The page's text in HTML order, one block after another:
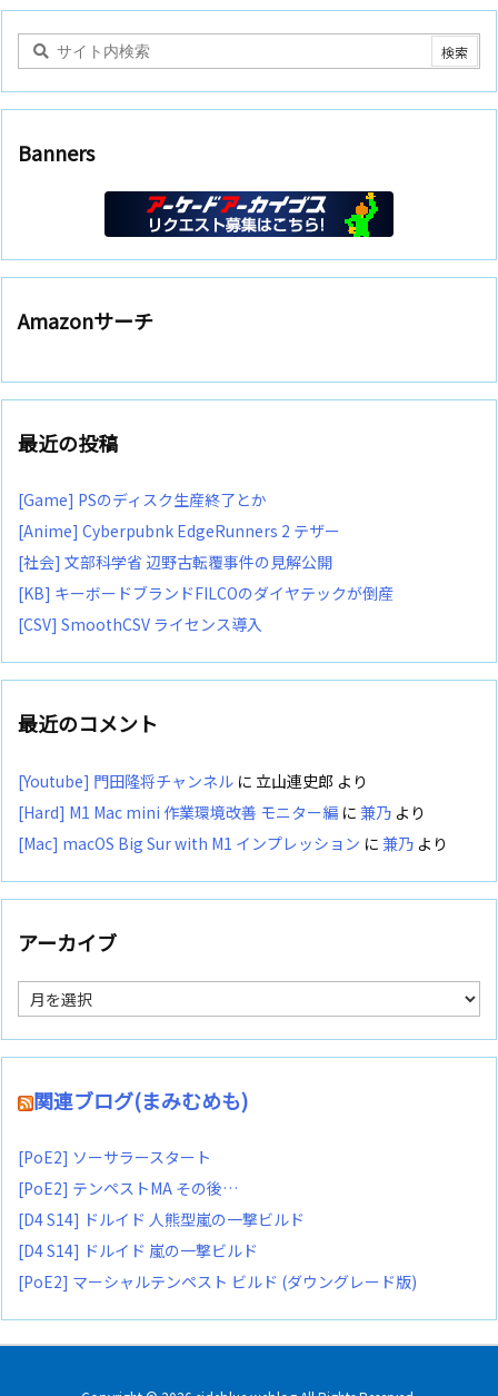
Banners
Amazonサーチ
最近の投稿
[Game] PSのディスク生産終了とか
[Anime] Cyberpubnk EdgeRunners 2 テザー
[社会] 文部科学省 辺野古転覆事件の見解公開
[KB] キーボードブランドFILCOのダイヤテックが倒産
[CSV] SmoothCSV ライセンス導入
最近のコメント
[Youtube] 門田隆将チャンネル に 立山連史郎 より
[Hard] M1 Mac mini 作業環境改善 モニター編 に 兼乃 より
[Mac] macOS Big Sur with M1 インプレッション に 兼乃 より
アーカイブ
ア
ー
カ
イ
関連ブログ(まみむめも)
[PoE2] ソーサラースタート
[PoE2] テンペストMA その後…
[D4 S14] ドルイド 人熊型嵐の一撃ビルド
[D4 S14] ドルイド 嵐の一撃ビルド
[PoE2] マーシャルテンペスト ビルド (ダウングレード版)